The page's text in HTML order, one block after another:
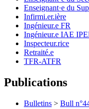
Enseignant·e du Sup
Infirmi.er.ière
Ingénieur.e FR
Ingénieur.e IAE
Inspecteur.rice
Retraité.e
TFR-ATFR
Publications
Bulletins > Bull